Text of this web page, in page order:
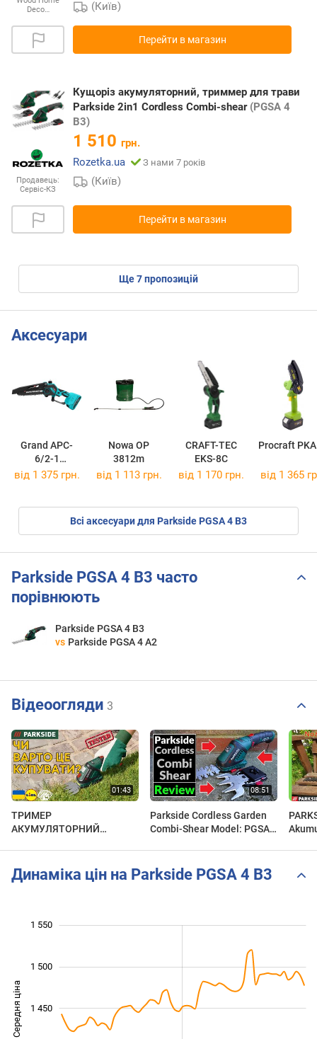
Deco…
(Київ)
Перейти в магазин
Продавець:
Сервіс-КЗ
Кущоріз акумуляторний, триммер для трави
Parkside 2in1 Cordless Combi-shear (PGSA 4
B3)
1 510 грн.
Rozetka.ua
З нами 7 років
(Київ)
Перейти в магазин
ще7пропозицій
Аксесуари
Grand APC-
6/2-1
Professional
Nowa OP
3812m
CRAFT-TEC
EKS-8C
Procraft
від 1 375 грн. від 1 113 грн. від 1 170 грн. від 1 365
Всі аксесуари для Parkside PGSA 4 B3
Parkside PGSA 4 B3 часто
порівнюють
Parkside PGSA 4 B3
vs Parkside PGSA 4 A2
Відеоогляди 3
ТРИМЕР
АКУМУЛЯТОРНИЙ
УКРАЇНСЬКА UKRAINIAN
LIDL
Parkside Cordless Garden
Combi-Shear Model: PGSA 4
Динаміка цін на Parkside PGSA 4 B3
Середня ціна 1 350
1 450
1 500
1 550